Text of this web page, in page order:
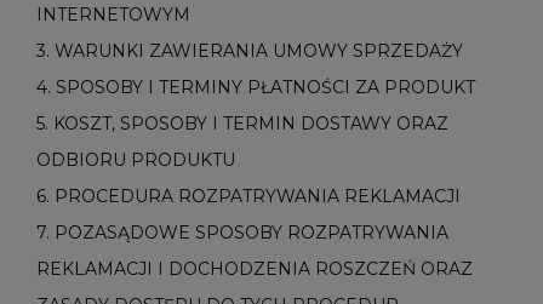
INTERNETOWYM
3. WARUNKI ZAWIERANIA UMOWY SPRZEDAŻY
4. SPOSOBY I TERMINY PŁATNOŚCI ZA PRODUKT
5. KOSZT, SPOSOBY I TERMIN DOSTAWY ORAZ
ODBIORU PRODUKTU
6. PROCEDURA ROZPATRYWANIA REKLAMACJI
7. POZASĄDOWE SPOSOBY ROZPATRYWANIA
REKLAMACJI I DOCHODZENIA ROSZCZEŃ ORAZ